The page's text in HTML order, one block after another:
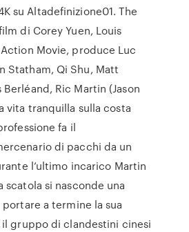
su Altadefinizione01. The
di Corey Yuen, Louis
Movie, produce Luc
Statham, Qi Shu, Matt
Ric Martin (Jason
vita tranquilla sulla costa
fa il
di pacchi da un
l’ultimo incarico Martin
scatola si nasconde una
portare a termine la sua
il gruppo di clandestini cinesi